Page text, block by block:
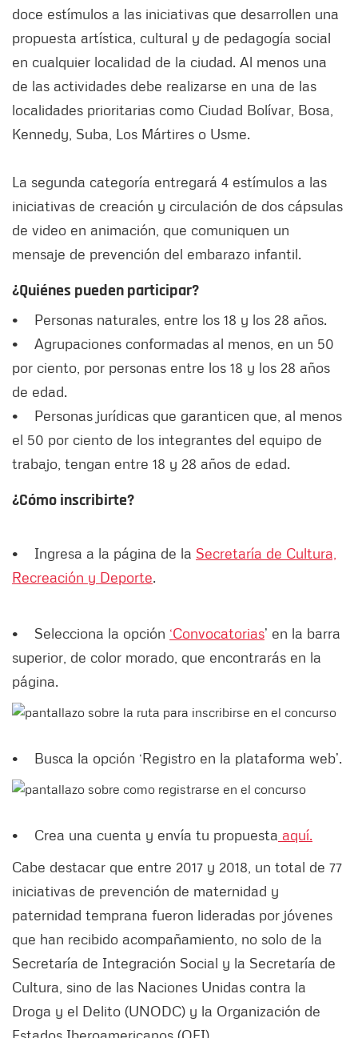
doce estímulos a las iniciativas que desarrollen una
propuesta artística, cultural y de pedagogía social
en cualquier localidad de la ciudad. Al menos una
de las actividades debe realizarse en una de las
localidades prioritarias como Ciudad Bolívar, Bosa,
Kennedy, Suba, Los Mártires o Usme.
La segunda categoría entregará 4 estímulos a las
iniciativas de creación y circulación de dos cápsulas
de video en animación, que comuniquen un
mensaje de prevención del embarazo infantil.
¿Quiénes pueden participar?
• Personas naturales, entre los 18 y los 28 años.
• Agrupaciones conformadas al menos, en un 50
por ciento, por personas entre los 18 y los 28 años
de edad.
• Personas jurídicas que garanticen que, al menos
el 50 por ciento de los integrantes del equipo de
trabajo, tengan entre 18 y 28 años de edad.
¿Cómo inscribirte?
• Ingresa a la página de la Secretaría de Cultura,
Recreación y Deporte.
• Selecciona la opción ‘Convocatorias’ en la barra
superior, de color morado, que encontrarás en la
página.
• Busca la opción ‘Registro en la plataforma web’.
• Crea una cuenta y envía tu propuesta aquí.
Cabe destacar que entre 2017 y 2018, un total de 77
iniciativas de prevención de maternidad y
paternidad temprana fueron lideradas por jóvenes
que han recibido acompañamiento, no solo de la
Secretaría de Integración Social y la Secretaría de
Cultura, sino de las Naciones Unidas contra la
Droga y el Delito (UNODC) y la Organización de